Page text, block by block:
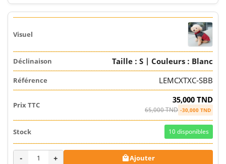
Taille : S | Couleurs : Blanc
LEMCXTXC-SBB
35,000 TND
65,000 TND -30,000 TND
10 disponibles
- + Ajouter